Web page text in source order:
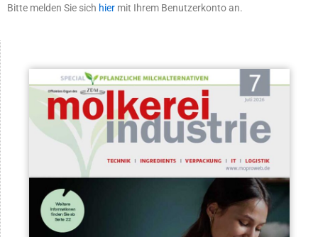
Bitte melden Sie sich hier mit Ihrem Benutzerkonto an.